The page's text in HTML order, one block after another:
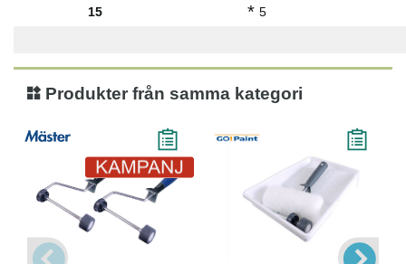
15 * 5
Produkter från samma kategori